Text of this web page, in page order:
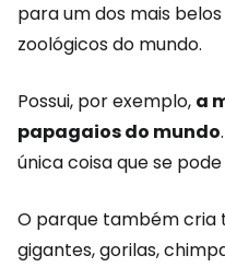
para um dos mais
zoológicos do mundo.
Possui, por exemplo, a
papagaios do mundo
única coisa que se
O parque também cria
gigantes, gorilas,